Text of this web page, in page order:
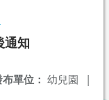
通知
單位： 幼兒園 |